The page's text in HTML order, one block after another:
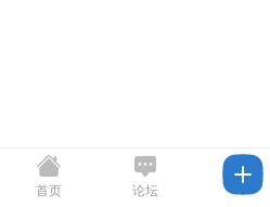
首页 论坛